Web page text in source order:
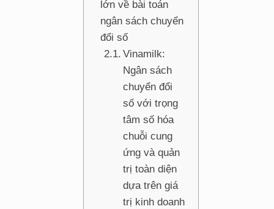
lớn về bài toán
ngân sách chuyển
đổi số
Vinamilk:
Ngân sách
chuyển đổi
số với trọng
tâm số hóa
chuỗi cung
ứng và quản
trị toàn diện
dựa trên giá
trị kinh doanh